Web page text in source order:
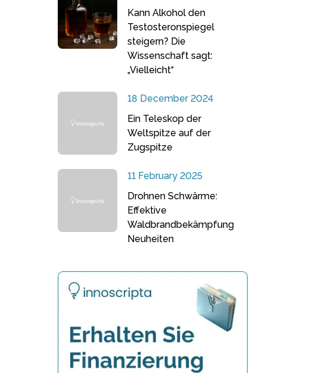
Kann Alkohol den
Testosteronspiegel
steigern? Die
Wissenschaft sagt:
„Vielleicht“
18 December 2024
Ein Teleskop der
Weltspitze auf der
Zugspitze
11 February 2025
Drohnen Schwärme:
Effektive
Waldbrandbekämpfung
Neuheiten